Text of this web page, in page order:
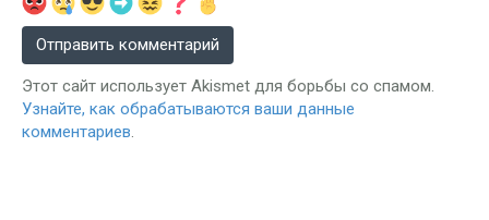
Этот сайт использует Akismet для борьбы со спамом.
Узнайте, как обрабатываются ваши данные
комментариев.